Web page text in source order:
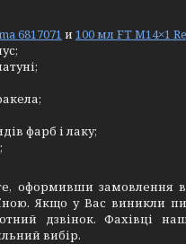
6817071 и 100 мл FT M14×1
фарб і лаку;
оформивши замовлення
Якщо у Вас виникли
дзвінок. Фахівці
вибір.